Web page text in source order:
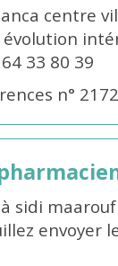
centre
33 80 39
n°
sidi
envoyer